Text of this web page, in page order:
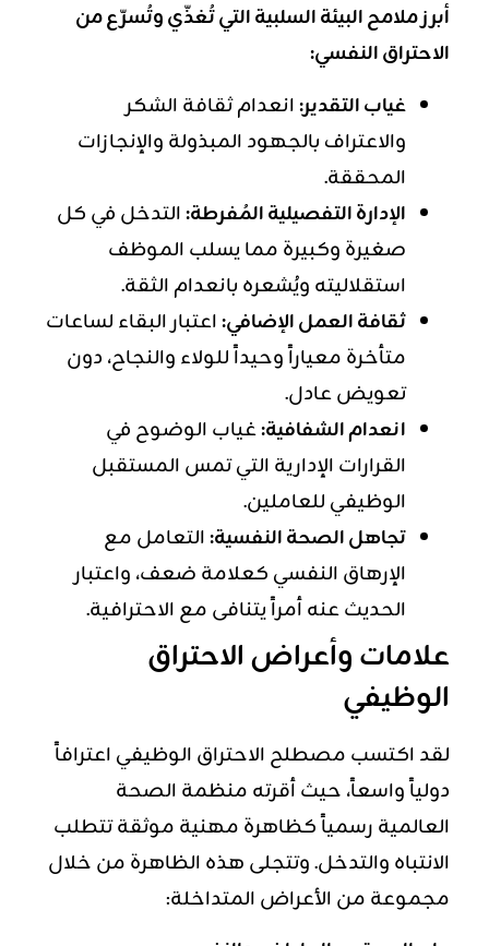
أبرز ملامح البيئة السلبية التي تُغذّي وتُسرّع من
الاحتراق النفسي:
غياب التقدير:انعدام ثقافة الشكر
والاعتراف بالجهود المبذولة والإنجازات
المحققة.
الإدارة التفصيلية المُفرطة:التدخل في كل
صغيرة وكبيرة مما يسلب الموظف
استقلاليته ويُشعره بانعدام الثقة.
ثقافة العمل الإضافي:اعتبار البقاء لساعات
متأخرة معياراً وحيداً للولاء والنجاح، دون
تعويض عادل.
انعدام الشفافية:غياب الوضوح في
القرارات الإدارية التي تمس المستقبل
الوظيفي للعاملين.
تجاهل الصحة النفسية:التعامل مع
الإرهاق النفسي كعلامة ضعف، واعتبار
الحديث عنه أمراً يتنافى مع الاحترافية.
علامات وأعراض الاحتراق
الوظيفي
لقد اكتسب مصطلحالاحتراق الوظيفياعترافاً
دولياً واسعاً، حيث أقرته منظمة الصحة
العالمية رسمياً كظاهرة مهنية موثقة تتطلب
الانتباه والتدخل. وتتجلى هذه الظاهرة من خلال
مجموعة من الأعراض المتداخلة: